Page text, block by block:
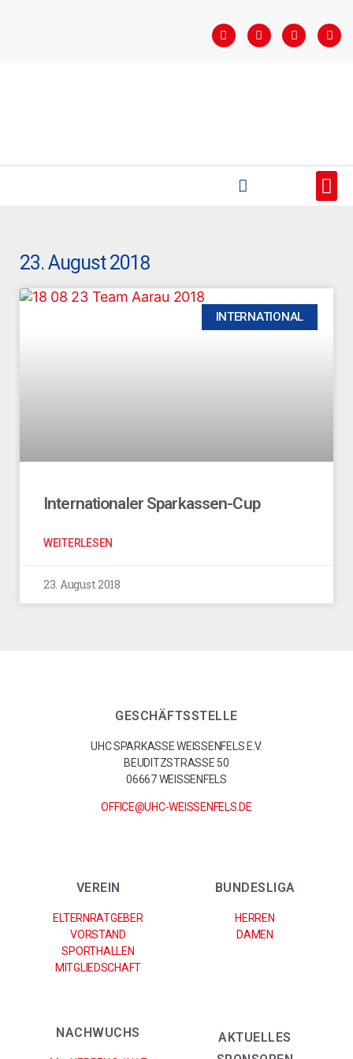
23. August 2018
INTERNATIONAL
Internationaler Sparkassen-Cup
WEITERLESEN
23. August 2018
GESCHÄFTSSTELLE
UHC SPARKASSE WEISSENFELS E.V.
BEUDITZSTRASSE 50
06667 WEISSENFELS
OFFICE@UHC-WEISSENFELS.DE
VEREIN
ELTERNRATGEBER
VORSTAND
SPORTHALLEN
MITGLIEDSCHAFT
BUNDESLIGA
HERREN
DAMEN
NACHWUCHS
AKTUELLES